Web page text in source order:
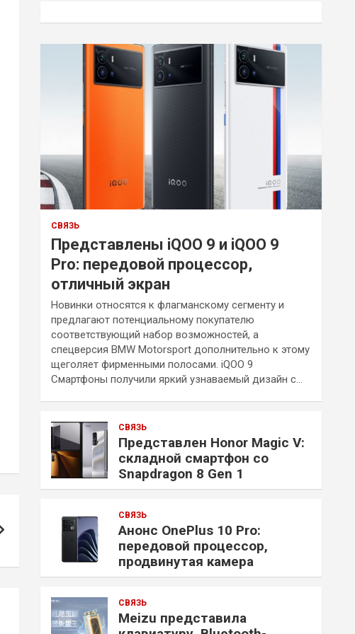
СВЯЗЬ
Представлены iQOO 9 и iQOO 9
Pro: передовой процессор,
отличный экран
Новинки относятся к флагманскому сегменту и
предлагают потенциальному покупателю
соответствующий набор возможностей, а
спецверсия BMW Motorsport дополнительно к этому
щеголяет фирменными полосами. iQOO 9
Смартфоны получили яркий узнаваемый дизайн с…
СВЯЗЬ
Представлен Honor Magic V:
складной смартфон со
Snapdragon 8 Gen 1
СВЯЗЬ
Анонс OnePlus 10 Pro:
передовой процессор,
продвинутая камера
СВЯЗЬ
Meizu представила